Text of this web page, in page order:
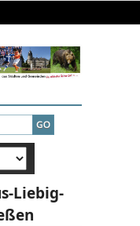
Liebig-